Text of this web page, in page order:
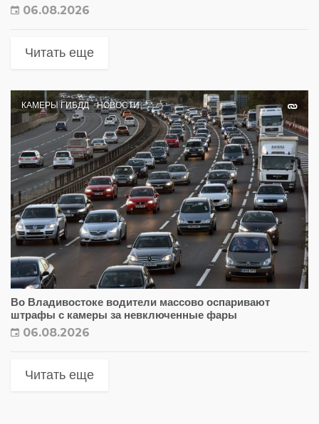
06.08.2026
Читать еще
КАМЕРЫ ГИБДД НОВОСТИ
Во Владивостоке водители массово оспаривают
штрафы с камеры за невключенные фары
06.08.2026
Читать еще